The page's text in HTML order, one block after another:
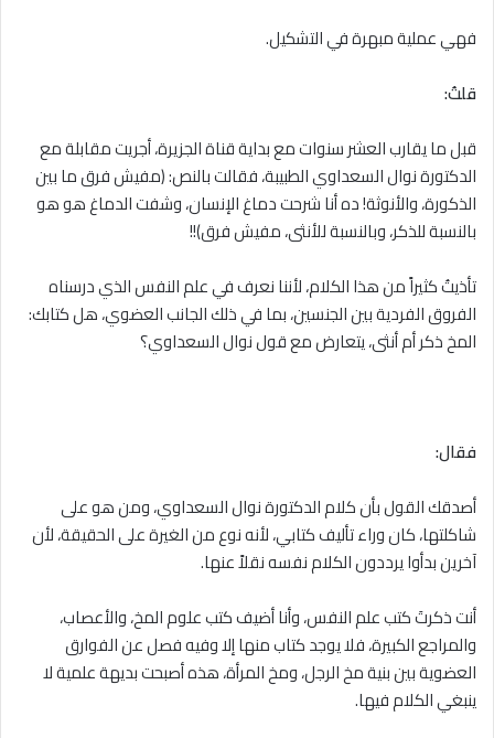
فهي عملية مبهرة في التشكيل.
قلتُ:
قبل ما يقارب العشر سنوات مع بداية قناة الجزيرة، أجريت مقابلة مع
الدكتورة نوال السعداوي الطبيبة، فقالت بالنص: (مفيش فرق ما بين
الذكورة، والأنوثة! ده أنا شرحت دماغ الإنسان، وشفت الدماغ هو هو
بالنسبة للذكر، وبالنسبة للأنثى، مفيش فرق)!!
تأذيتُ كثيراً من هذا الكلام، لأننا نعرف في علم النفس الذي درسناه
الفروق الفردية بين الجنسين، بما في ذلك الجانب العضوي، هل كتابك:
المخ ذكر أم أنثى، يتعارض مع قول نوال السعداوي؟
فقال:
أصدقك القول بأن كلام الدكتورة نوال السعداوي، ومن هو على
شاكلتها، كان وراء تأليف كتابي، لأنه نوع من الغيرة على الحقيقة، لأن
آخرين بدأوا يرددون الكلام نفسه نقلاً عنها.
أنت ذكرتَ كتب علم النفس، وأنا أضيف كتب علوم المخ، والأعصاب،
والمراجع الكبيرة، فلا يوجد كتاب منها إلا وفيه فصل عن الفوارق
العضوية بين بنية مخ الرجل، ومخ المرأة، هذه أصبحت بديهة علمية ﻻ
ينبغي الكلام فيها.